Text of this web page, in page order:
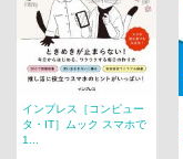
インプレス［コンピュー
タ・IT］ムック スマホで
1...